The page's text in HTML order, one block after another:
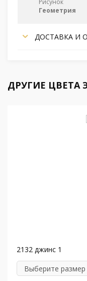
Рисунок
Геометрия
ДОСТАВКА И
ДРУГИЕ ЦВЕТА
2132 джинс 1